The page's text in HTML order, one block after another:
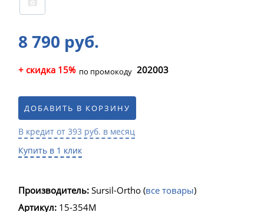
8 790 руб.
+ скидка 15% по промокоду 202003
ДОБАВИТЬ В КОРЗИНУ
В кредит от 393 руб. в месяц
Купить в 1 клик
Производитель: Sursil-Ortho (все товары)
Артикул: 15-354M